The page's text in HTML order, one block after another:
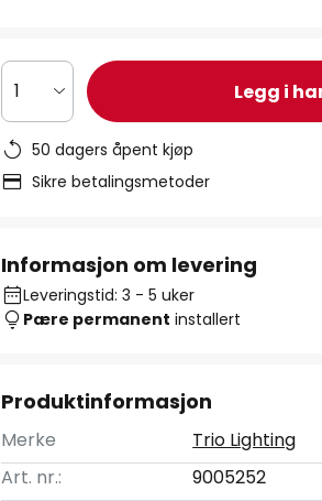
1 Legg i
50 dagers åpent kjøp
Sikre betalingsmetoder
Informasjon om levering
Leveringstid: 3 - 5 uker
Pære permanent installert
Produktinformasjon
Merke
Trio Lighting
Art. nr.:
9005252